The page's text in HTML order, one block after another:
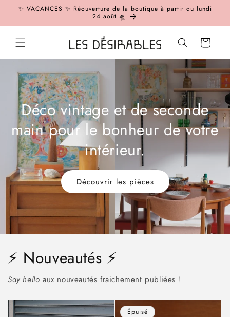
passer
contenu
✨ VACANCES ✨ Réouverture de la boutique à partir du lundi
24 août 🛸
Panier
Déco vintage et de seconde
main pour le bonheur de votre
intérieur.
Découvrir les pièces
⚡️ Nouveautés ⚡️
Say hello aux nouveautés fraichement publiées !
Épuisé